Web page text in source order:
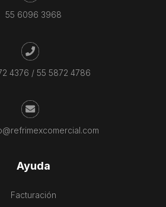
55 6096 3968
4376 / 55 5872 4786
Ayuda
Facturación